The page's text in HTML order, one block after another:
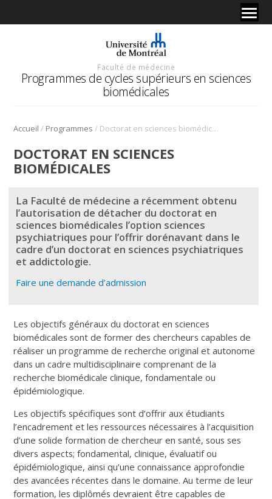
Faculté de médecine
Programmes de cycles supérieurs en sciences
biomédicales
Accueil / Programmes / Doctorat en sciences biomédicales
DOCTORAT EN SCIENCES
BIOMÉDICALES
La Faculté de médecine a récemment obtenu
l’autorisation de détacher du doctorat en
sciences biomédicales l’option sciences
psychiatriques pour l’offrir dorénavant dans le
cadre d’un doctorat en sciences psychiatriques
et addictologie.
Faire une demande d’admission
Les objectifs généraux du doctorat en sciences
biomédicales sont de former des chercheurs capables de
réaliser un programme de recherche original et autonome
dans un cadre multidisciplinaire comprenant de la
recherche biomédicale clinique, fondamentale ou
épidémiologique.
Les objectifs spécifiques sont d’offrir aux étudiants
l’encadrement et les ressources nécessaires à l’acquisition
d’une solide formation de chercheur en santé, sous ses
divers aspects; fondamental, clinique, évaluatif ou
épidémiologique, ainsi qu’une connaissance approfondie
des avancées récentes dans le domaine. Au terme de leur
formation, les diplômés devraient être capables de